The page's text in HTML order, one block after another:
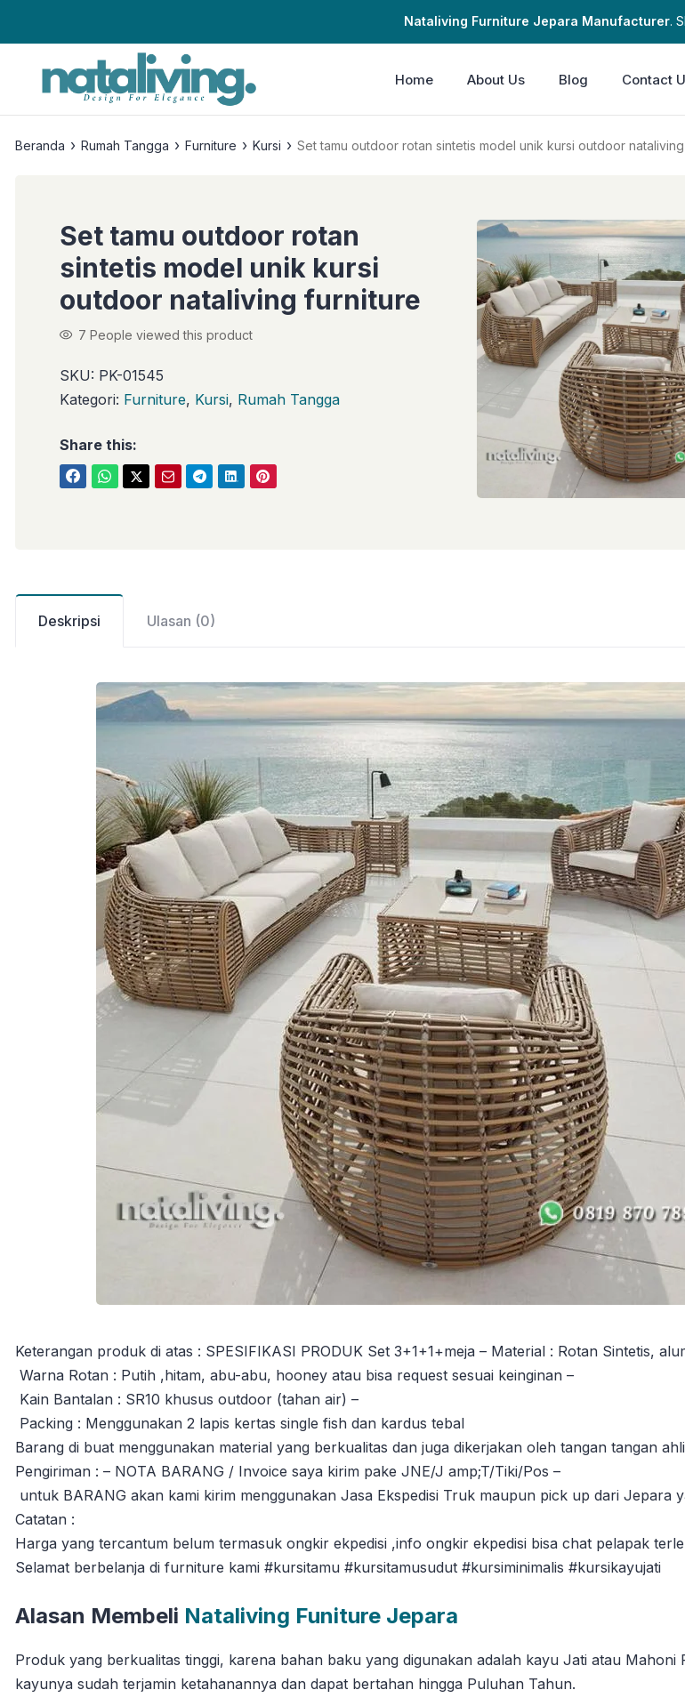
Nataliving Furniture Jepara Manufacturer.
Home About Us Blog Contact
Beranda › Rumah Tangga › Furniture › Kursi › Set tamu outdoor rotan sintetis model unik kursi outdoor
Set tamu outdoor rotan
sintetis model unik kursi
outdoor nataliving furniture
7 People viewed this product
SKU: PK-01545
Kategori: Furniture, Kursi, Rumah Tangga
Share this:
Deskripsi Ulasan (0)
Keterangan produk di atas : SPESIFIKASI PRODUK Set 3+1+1+meja – Material : Rotan Sintetis,
Warna Rotan : Putih ,hitam, abu-abu, hooney atau bisa request sesuai keinginan –
Kain Bantalan : SR10 khusus outdoor (tahan air) –
Packing : Menggunakan 2 lapis kertas single fish dan kardus tebal
Barang di buat menggunakan material yang berkualitas dan juga dikerjakan oleh tangan tangan
Pengiriman : – NOTA BARANG / Invoice saya kirim pake JNE/J amp;T/Tiki/Pos –
untuk BARANG akan kami kirim menggunakan Jasa Ekspedisi Truk maupun pick up dari Jepara
Catatan :
Harga yang tercantum belum termasuk ongkir ekpedisi ,info ongkir ekpedisi bisa chat pelapak
Selamat berbelanja di furniture kami #kursitamu #kursitamusudut #kursiminimalis #kursikayujati
Alasan Membeli Nataliving Funiture Jepara
Produk yang berkualitas tinggi, karena bahan baku yang digunakan adalah kayu Jati atau Mahoni
kayunya sudah terjamin ketahanannya dan dapat bertahan hingga Puluhan Tahun.